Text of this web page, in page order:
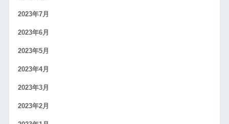
2023年7月
2023年6月
2023年5月
2023年4月
2023年3月
2023年2月